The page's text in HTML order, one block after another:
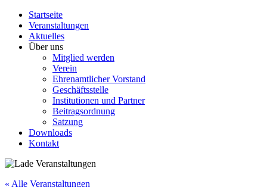
Startseite
Veranstaltungen
Aktuelles
Über uns
Mitglied werden
Verein
Ehrenamtlicher Vorstand
Geschäftsstelle
Institutionen und Partner
Beitragsordnung
Satzung
Downloads
Kontakt
« Alle Veranstaltungen